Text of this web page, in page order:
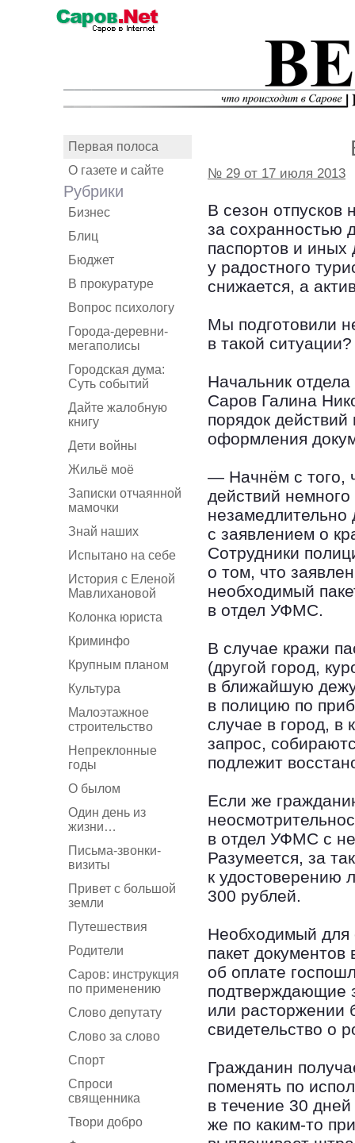
Первая полоса
О газете и сайте
Рубрики
Бизнес
Блиц
Бюджет
В прокуратуре
Вопрос психологу
Города-деревни-
мегаполисы
Городская дума:
Суть событий
Дайте жалобную
книгу
Дети войны
Жильё моё
Записки отчаянной
мамочки
Знай наших
Испытано на себе
История с Еленой
Мавлихановой
Колонка юриста
Криминфо
Крупным планом
Культура
Малоэтажное
строительство
Непреклонные
годы
О былом
Один день из
жизни…
Письма-звонки-
визиты
Привет с большой
земли
Путешествия
Родители
Саров: инструкция
по применению
Слово депутату
Слово за слово
Спорт
Спроси
священника
Твори добро
№ 29 от 17 июля 2013
В сезон отпусков
за сохранностью
паспортов и иных
у радостного
снижается, а
Мы подготовили
в такой ситуации?
Начальник
Саров Галина
порядок
оформления
— Начнём с того,
действий
незамедлительно
с заявлением о
Сотрудники
о том, что
необходимый
в отдел УФМС.
В случае кражи
(другой город,
в ближайшую
в полицию по
случае в город, в
запрос,
подлежит
Если же
в отдел УФМС с
Разумеется, за
к удостоверению
300 рублей.
Необходимый для
пакет
об оплате
подтверждающие
или расторжении
свидетельство о
Гражданин
поменять по
в течение 30
же по каким-то